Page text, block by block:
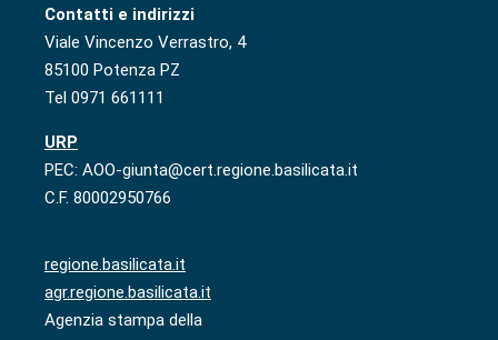
Contatti e indirizzi
Viale Vincenzo Verrastro, 4
85100 Potenza PZ
Tel 0971 661111
URP
PEC: AOO-giunta@cert.regione.basilicata.it
C.F. 80002950766
regione.basilicata.it
agr.regione.basilicata.it
Agenzia stampa della